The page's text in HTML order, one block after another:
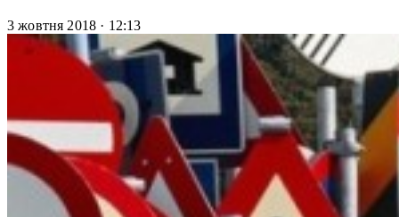
3 жовтня 2018 · 12:13